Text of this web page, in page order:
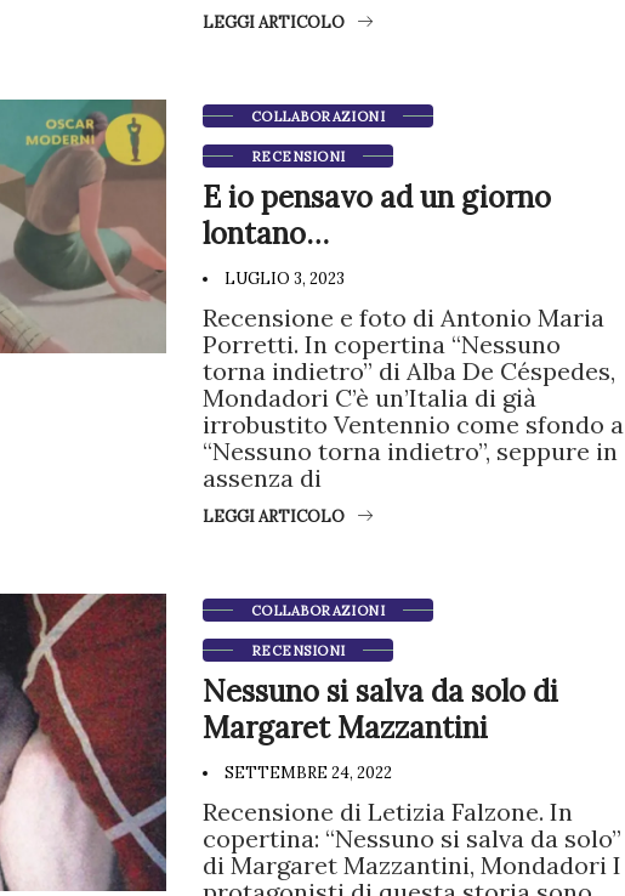
LEGGI ARTICOLO
COLLABORAZIONI
RECENSIONI
E io pensavo ad un giorno
lontano…
LUGLIO 3, 2023
Recensione e foto di Antonio Maria
Porretti. In copertina “Nessuno
torna indietro” di Alba De Céspedes,
Mondadori C’è un’Italia di già
irrobustito Ventennio come sfondo a
“Nessuno torna indietro”, seppure in
assenza di
LEGGI ARTICOLO
COLLABORAZIONI
RECENSIONI
Nessuno si salva da solo di
Margaret Mazzantini
SETTEMBRE 24, 2022
Recensione di Letizia Falzone. In
copertina: “Nessuno si salva da solo”
di Margaret Mazzantini, Mondadori I